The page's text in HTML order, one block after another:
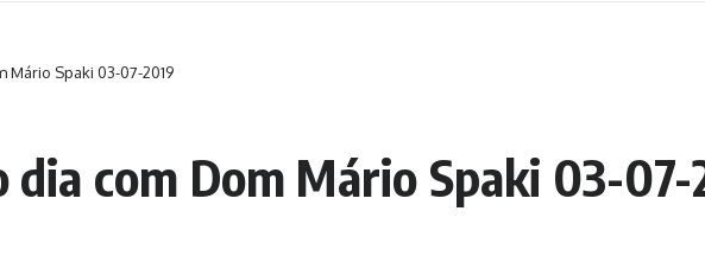
Mário Spaki 03-07-2019
dia com Dom Mário Spaki 03-07-